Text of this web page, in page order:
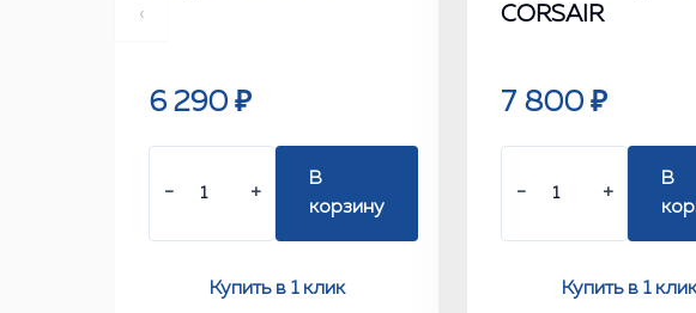
6 290 ₽
− +
В
корзину
Купить в 1 клик
CORSAIR
7 800 ₽
− +
В
Купить в 1 клик
‹